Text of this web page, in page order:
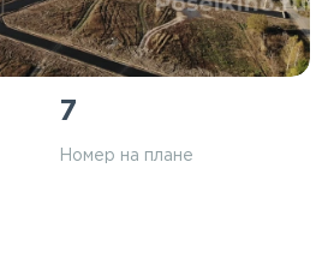
7
Номер на плане